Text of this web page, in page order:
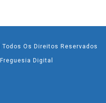
Os Direitos Reservados
Digital